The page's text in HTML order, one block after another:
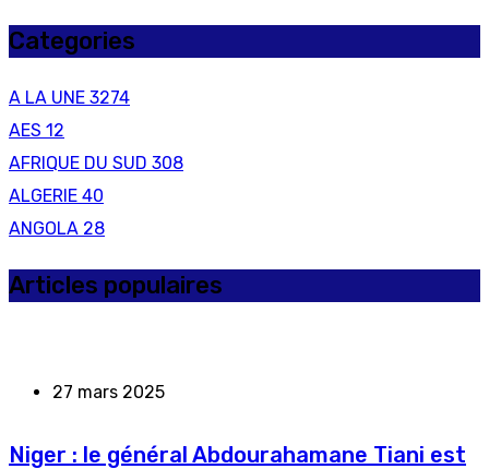
Categories
A LA UNE 3274
AES 12
AFRIQUE DU SUD 308
ALGERIE 40
ANGOLA 28
Articles populaires
27 mars 2025
Niger : le général Abdourahamane Tiani est